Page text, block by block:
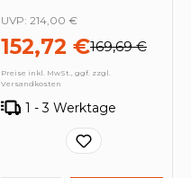
152,72 €169,69 €
UVP: 214,00 €
Preise inkl. MwSt., ggf. zzgl.
Versandkosten
1 - 3 Werktage